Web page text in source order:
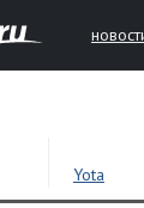
Yota